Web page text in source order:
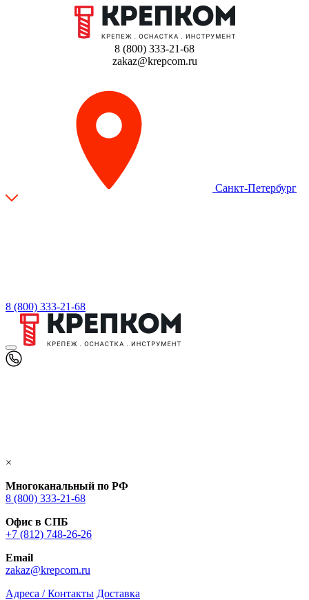
8 (800) 333-21-68
zakaz@krepcom.ru
Санкт-Петербург
8 (800) 333-21-68
×
Многоканальный по РФ
8 (800) 333‑21-68
Офис в СПБ
+7 (812) 748‑26-26
Email
zakaz@krepcom.ru
Адреса / Контакты Доставка